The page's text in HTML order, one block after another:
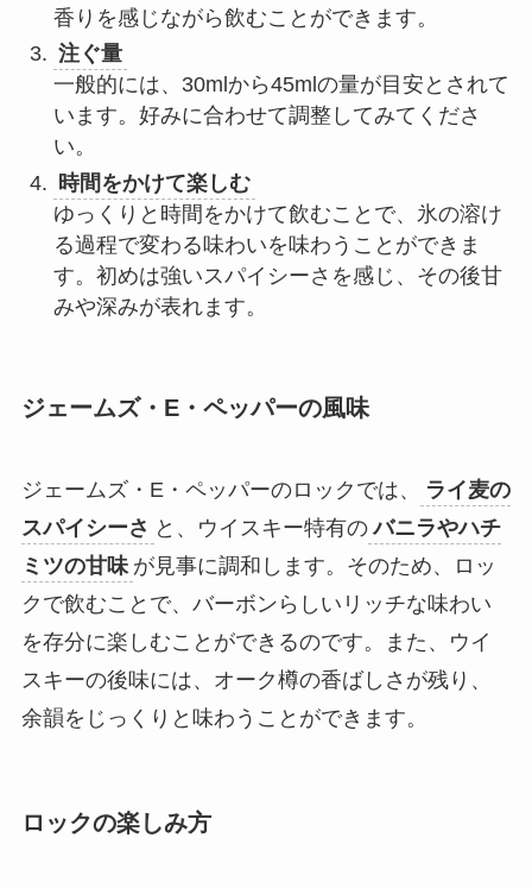
香りを感じながら飲むことができます。
注ぐ量
一般的には、30mlから45mlの量が目安とされて
います。好みに合わせて調整してみてくださ
い。
時間をかけて楽しむ
ゆっくりと時間をかけて飲むことで、氷の溶け
る過程で変わる味わいを味わうことができま
す。初めは強いスパイシーさを感じ、その後甘
みや深みが表れます。
ジェームズ・E・ペッパーの風味
ジェームズ・E・ペッパーのロックでは、
ライ麦の
スパイシーさ と、ウイスキー特有の バニラやハチ
ミツの甘味 が見事に調和します。そのため、ロッ
クで飲むことで、バーボンらしいリッチな味わい
を存分に楽しむことができるのです。また、ウイ
スキーの後味には、オーク樽の香ばしさが残り、
余韻をじっくりと味わうことができます。
ロックの楽しみ方